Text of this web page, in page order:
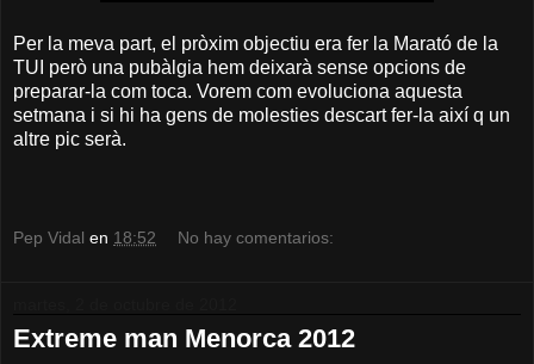
Per la meva part, el pròxim objectiu era fer la Marató de la
TUI però una pubàlgia hem deixarà sense opcions de
preparar-la com toca. Vorem com evoluciona aquesta
setmana i si hi ha gens de molesties descart fer-la així q un
altre pic serà.
Pep Vidal en 18:52 No hay comentarios:
Extreme man Menorca 2012